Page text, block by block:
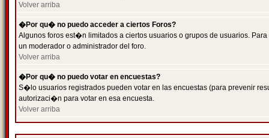
Volver arriba
�Por qu� no puedo acceder a ciertos Foros?
Algunos foros est�n limitados a ciertos usuarios o grupos de usuarios.
un moderador o administrador del foro.
Volver arriba
�Por qu� no puedo votar en encuestas?
S�lo usuarios registrados pueden votar en las encuestas (para prevenir
autorizaci�n para votar en esa encuesta.
Volver arriba